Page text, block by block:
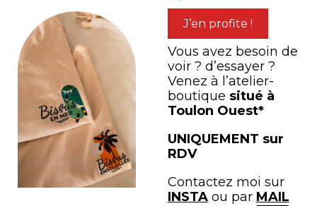
PARTAGEZ VOTRE
expérience
#LEB #LESEDITIONSBISOUS
J’en profite !
Vous avez besoin de
voir ? d’essayer ?
Venez à l’atelier-
boutique situé à
Toulon Ouest*
UNIQUEMENT sur
RDV
Contactez moi sur
INSTAou par MAIL